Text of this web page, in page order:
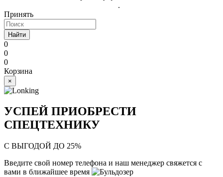
.
Принять
Найти
0
0
0
Корзина
×
УСПЕЙ ПРИОБРЕСТИ
СПЕЦТЕХНИКУ
С ВЫГОДОЙ ДО 25%
Введите свой номер телефона и наш менеджер свяжется с
вами в ближайшее время